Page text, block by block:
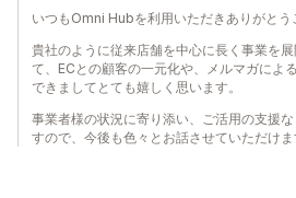
いつもOmni Hubを利用いただきありがとう
貴社のように従来店舗を中心に長く事業を
て、ECとの顧客の一元化や、メルマガによ
できましてとても嬉しく思います。
事業者様の状況に寄り添い、ご活用の支援
すので、今後も色々とお話させていただけ